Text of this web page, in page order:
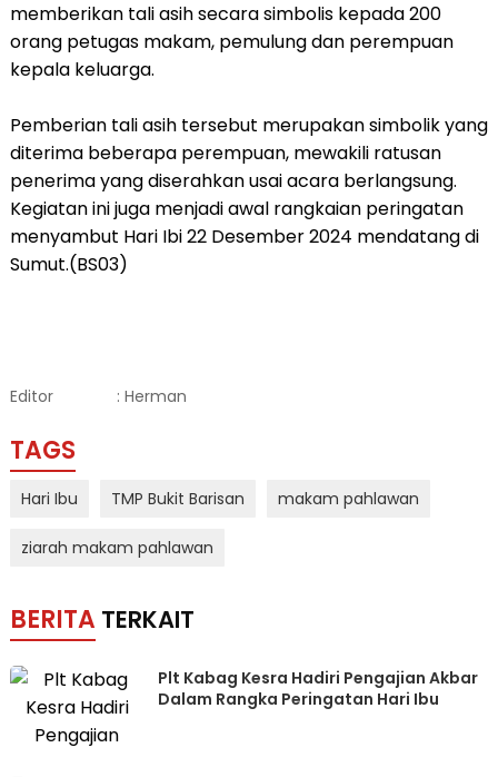
memberikan tali asih secara simbolis kepada 200
orang petugas makam, pemulung dan perempuan
kepala keluarga.
Pemberian tali asih tersebut merupakan simbolik yang
diterima beberapa perempuan, mewakili ratusan
penerima yang diserahkan usai acara berlangsung.
Kegiatan ini juga menjadi awal rangkaian peringatan
menyambut Hari Ibi 22 Desember 2024 mendatang di
Sumut.(BS03)
Editor : Herman
TAGS
Hari Ibu TMP Bukit Barisan makam pahlawan
ziarah makam pahlawan
BERITA TERKAIT
Plt Kabag Kesra Hadiri Pengajian Akbar
Dalam Rangka Peringatan Hari Ibu